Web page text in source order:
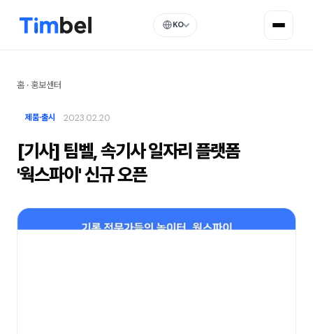
KO
홈 · 홍보센터
제품·출시 2023.02.20
[기사] 팀벨, 속기사 일자리 플랫폼
'웍스파이' 신규 오픈